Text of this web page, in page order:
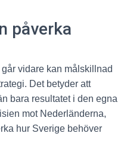
påverka
vidare kan målskillnad
Det betyder att
bara resultatet i den egna
mot Nederländerna,
hur Sverige behöver